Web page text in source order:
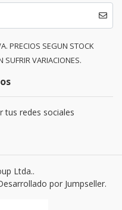
PRECIOS SEGUN STOCK
SUFRIR VARIACIONES.
tus redes sociales
Ltda..
por Jumpseller.